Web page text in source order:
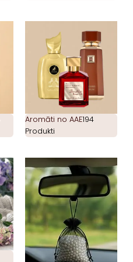
Aromāti no AAE194
Produkti